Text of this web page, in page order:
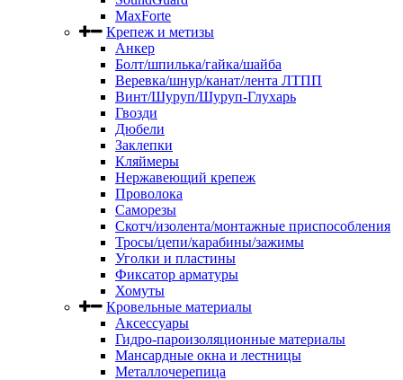
MaxForte
Крепеж и метизы
Анкер
Болт/шпилька/гайка/шайба
Веревка/шнур/канат/лента ЛТПП
Винт/Шуруп/Шуруп-Глухарь
Гвозди
Дюбели
Заклепки
Кляймеры
Нержавеющий крепеж
Проволока
Саморезы
Скотч/изолента/монтажные приспособления
Тросы/цепи/карабины/зажимы
Уголки и пластины
Фиксатор арматуры
Хомуты
Кровельные материалы
Аксессуары
Гидро-пароизоляционные материалы
Мансардные окна и лестницы
Металлочерепица